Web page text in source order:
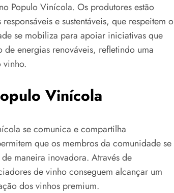
Populo Vinícola. Os produtores estão
e sustentáveis, que respeitem o
se mobiliza para apoiar iniciativas que
energias renováveis, refletindo uma
Vinícola
se comunica e compartilha
que os membros da comunidade se
maneira inovadora. Através de
de vinho conseguem alcançar um
dos vinhos premium.